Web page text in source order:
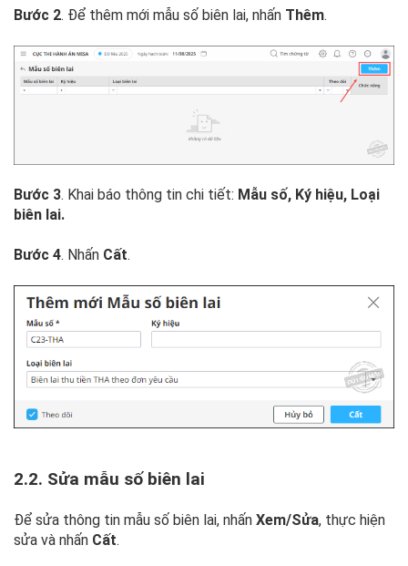
Bước 2. Để thêm mới mẫu số biên lai, nhấn Thêm.
Bước 3. Khai báo thông tin chi tiết: Mẫu số, Ký hiệu, Loại
biên lai.
Bước 4. Nhấn Cất.
2.2. Sửa mẫu số biên lai
Để sửa thông tin mẫu số biên lai, nhấn Xem/Sửa, thực hiện
sửa và nhấn Cất.